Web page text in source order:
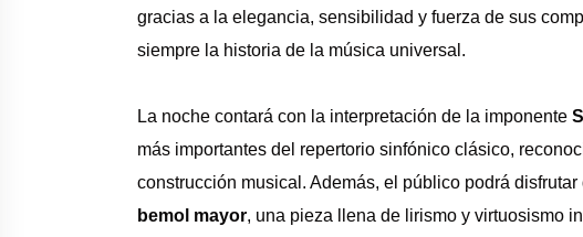
gracias a la elegancia, sensibilidad y fuerza de sus
siempre la historia de la música universal.
La noche contará con la interpretación de la imponente
más importantes del repertorio sinfónico clásico,
construcción musical. Además, el público podrá disfrutar
bemol mayor, una pieza llena de lirismo y virtuosismo